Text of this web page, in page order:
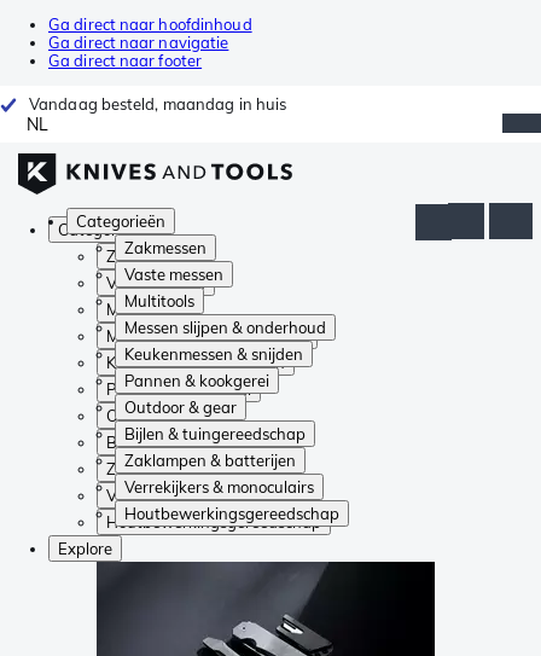
Ga direct naar hoofdinhoud
Ga direct naar navigatie
Ga direct naar footer
Vandaag besteld, maandag in huis
NL
Categorieën
Zakmessen
Vaste messen
Multitools
Messen slijpen & onderhoud
Keukenmessen & snijden
Pannen & kookgerei
Outdoor & gear
Bijlen & tuingereedschap
Zaklampen & batterijen
Verrekijkers & monoculairs
Houtbewerkingsgereedschap
Categorieën
Zakmessen
Vaste messen
Multitools
Messen slijpen & onderhoud
Keukenmessen & snijden
Pannen & kookgerei
Outdoor & gear
Bijlen & tuingereedschap
Zaklampen & batterijen
Verrekijkers & monoculairs
Houtbewerkingsgereedschap
Explore